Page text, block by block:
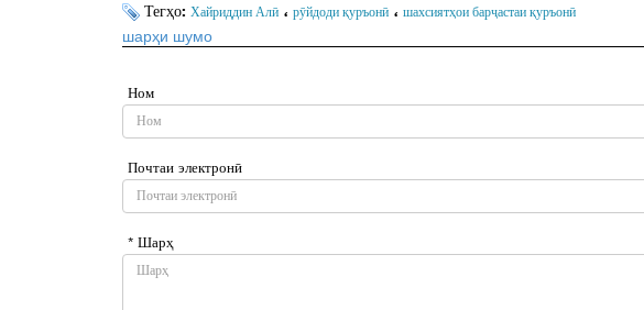
Тегҳо: Хайриддин Алӣ ، рӯйдоди қуръонӣ ، шахсиятҳои барҷастаи қуръонӣ
шарҳи шумо
Ном
Почтаи электронӣ
* Шарҳ